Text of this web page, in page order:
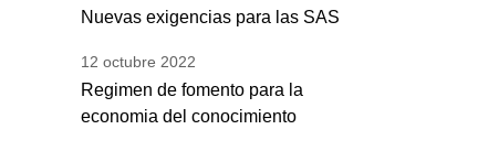
Nuevas exigencias para las SAS
12 octubre 2022
Regimen de fomento para la
economia del conocimiento